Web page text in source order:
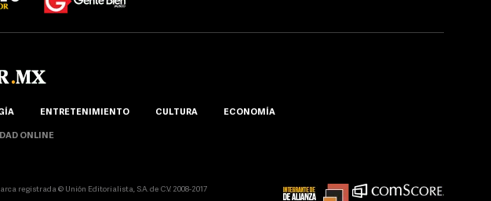
ENTRETENIMIENTO CULTURA ECONOMÍA
ONLINE
registrada © Unión Editorialista, S.A. de C.V. 2008-2017